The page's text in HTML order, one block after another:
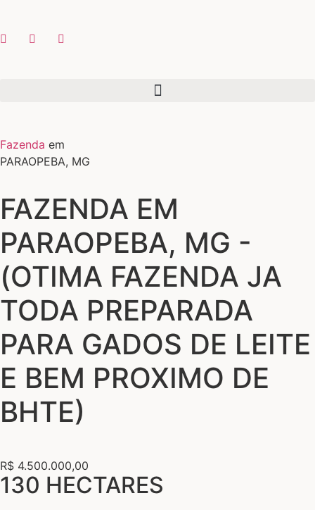
Fazenda em
PARAOPEBA, MG
FAZENDA EM
PARAOPEBA, MG -
(OTIMA FAZENDA JA
TODA PREPARADA
PARA GADOS DE LEITE
E BEM PROXIMO DE
BHTE)
R$ 4.500.000,00
130 HECTARES